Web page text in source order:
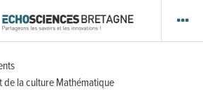
de la culture Mathématique